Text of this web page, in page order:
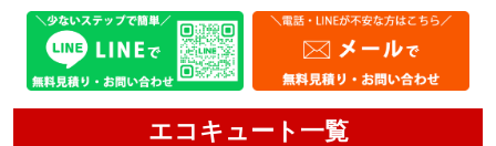
エコキュート一覧